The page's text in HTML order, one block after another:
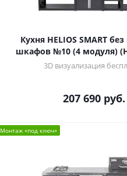
Кухня HELIOS SMART
шкафов №10 (4 модуля)
3D визуализация
207 690руб.
Монтаж «под ключ»